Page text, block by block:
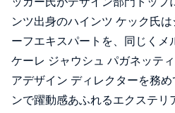
ンツ出身のハインツ ケック氏
ーフエキスパートを、同じくメ
ケーレ ジャウシュ パガネッテ
アデザイン ディレクターを務
ンで躍動感あふれるエクステ